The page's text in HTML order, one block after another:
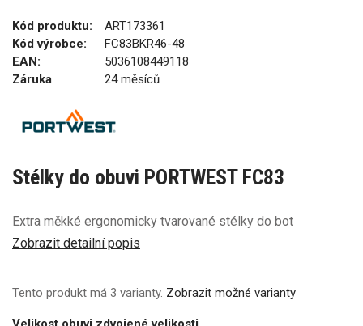
Kód produktu:
ART173361
Kód výrobce:
FC83BKR46-48
EAN:
5036108449118
Záruka
24 měsíců
Stélky do obuvi PORTWEST FC83
Extra měkké ergonomicky tvarované stélky do bot
Zobrazit detailní popis
Tento produkt má 3 varianty. Zobrazit možné varianty